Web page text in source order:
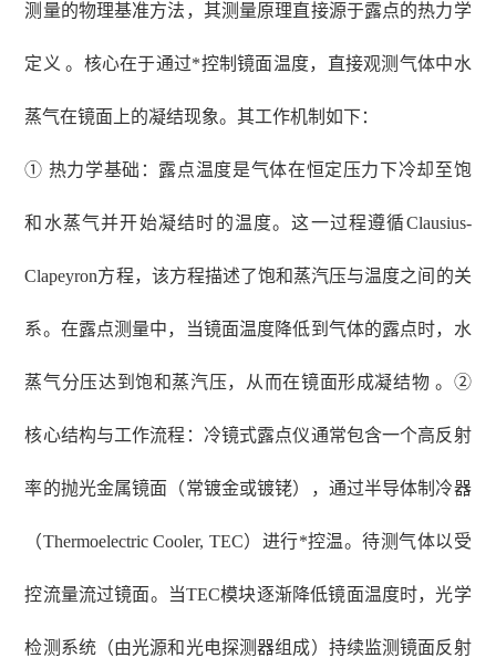
测量的物理基准方法，其测量原理直接源于露点的热力学
定义 。核心在于通过*控制镜面温度，直接观测气体中水
蒸气在镜面上的凝结现象。其工作机制如下：
① 热力学基础：露点温度是气体在恒定压力下冷却至饱
和水蒸气并开始凝结时的温度。这一过程遵循Clausius-
Clapeyron方程，该方程描述了饱和蒸汽压与温度之间的关
系。在露点测量中，当镜面温度降低到气体的露点时，水
蒸气分压达到饱和蒸汽压，从而在镜面形成凝结物 。②
核心结构与工作流程：冷镜式露点仪通常包含一个高反射
率的抛光金属镜面（常镀金或镀铑），通过半导体制冷器
（Thermoelectric Cooler, TEC）进行*控温。待测气体以受
控流量流过镜面。当TEC模块逐渐降低镜面温度时，光学
检测系统（由光源和光电探测器组成）持续监测镜面反射